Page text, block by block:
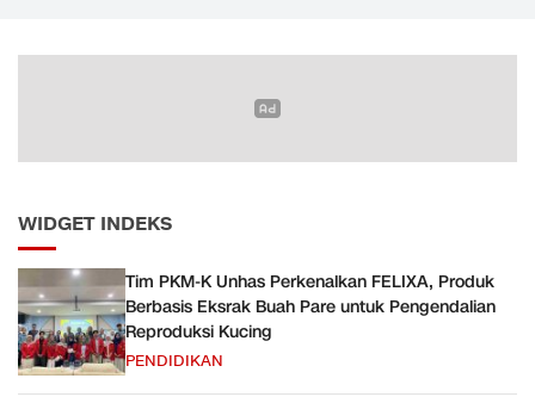
WIDGET INDEKS
Tim PKM-K Unhas Perkenalkan FELIXA, Produk
Berbasis Eksrak Buah Pare untuk Pengendalian
Reproduksi Kucing
PENDIDIKAN